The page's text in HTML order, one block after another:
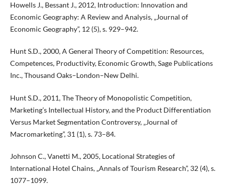
Howells J., Bessant J., 2012, Introduction: Innovation and
Economic Geography: A Review and Analysis, „Journal of
Economic Geography”, 12 (5), s. 929–942.
Hunt S.D., 2000, A General Theory of Competition: Resources,
Competences, Productivity, Economic Growth, Sage Publications
Inc., Thousand Oaks–London–New Delhi.
Hunt S.D., 2011, The Theory of Monopolistic Competition,
Marketing’s Intellectual History, and the Product Differentiation
Versus Market Segmentation Controversy, „Journal of
Macromarketing”, 31 (1), s. 73–84.
Johnson C., Vanetti M., 2005, Locational Strategies of
International Hotel Chains, „Annals of Tourism Research”, 32 (4), s.
1077–1099.